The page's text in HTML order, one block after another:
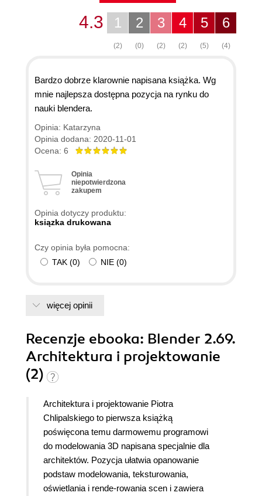
6
(4)
5
(5)
4
(2)
3
(2)
2
(0)
1
(2)
4.3
Bardzo dobrze klarownie napisana książka. Wg
mnie najlepsza dostępna pozycja na rynku do
nauki blendera.
Opinia: Katarzyna
Opinia dodana: 2020-11-01
Ocena: 6
Opinia
niepotwierdzona
zakupem
Opinia dotyczy produktu:
ksiązka drukowana
Czy opinia była pomocna:
TAK (0) NIE (0)
więcej opinii
Recenzje ebooka: Blender 2.69.
Architektura i projektowanie
(2)
Architektura i projektowanie Piotra
Chlipalskiego to pierwsza książką
poświęcona temu darmowemu programowi
do modelowania 3D napisana specjalnie dla
architektów. Pozycja ułatwia opanowanie
podstaw modelowania, teksturowania,
oświetlania i rende-rowania scen i zawiera